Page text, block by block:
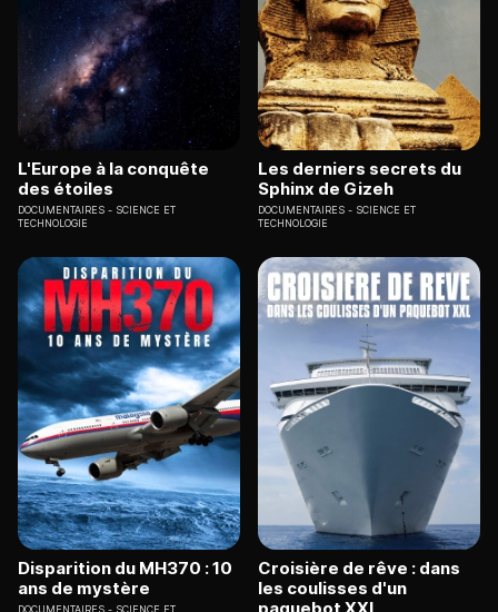
L'Europe à la conquête
des étoiles
DOCUMENTAIRES
SCIENCE ET
TECHNOLOGIE
Les derniers secrets du
Sphinx de Gizeh
DOCUMENTAIRES
SCIENCE ET
TECHNOLOGIE
Disparition du MH370 : 10
ans de mystère
DOCUMENTAIRES
SCIENCE ET
Croisière de rêve : dans
les coulisses d'un